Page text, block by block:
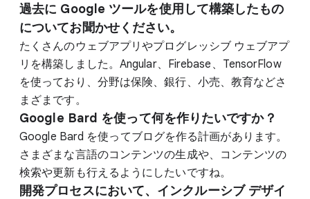
過去に Google ツールを使用して構築したもの
についてお聞かせください。
たくさんのウェブアプリやプログレッシブ ウェブアプ
リを構築しました。Angular、Firebase、TensorFlow
を使っており、分野は保険、銀行、小売、教育などさ
まざまです。
Google Bard を使って何を作りたいですか？
Google Bard を使ってブログを作る計画があります。
さまざまな言語のコンテンツの生成や、コンテンツの
検索や更新も行えるようにしたいですね。
開発プロセスにおいて、インクルーシブ デザイ